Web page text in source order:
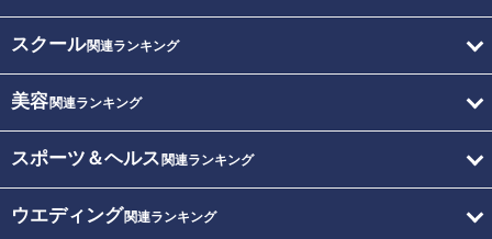
スクール関連ランキング
美容関連ランキング
スポーツ＆ヘルス 関連ランキング
ウエディング関連ランキング